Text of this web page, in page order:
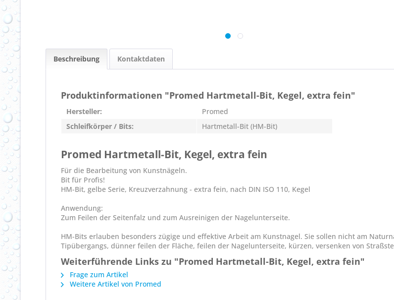
Beschreibung Kontaktdaten
Produktinformationen "Promed Hartmetall-Bit, Kegel, extra fein"
Hersteller:
Promed
Schleifkörper / Bits:
Hartmetall-Bit (HM-Bit)
Promed Hartmetall-Bit, Kegel, extra fein
Für die Bearbeitung von Kunstnägeln.
Bit für Profis!
HM-Bit, gelbe Serie, Kreuzverzahnung - extra fein, nach DIN ISO 110, Kegel
Anwendung:
Zum Feilen der Seitenfalz und zum Ausreinigen der Nagelunterseite.
HM-Bits erlauben besonders zügige und effektive Arbeit am Kunstnagel. Sie sollen nicht am
Tipübergangs, dünner feilen der Fläche, feilen der Nagelunterseite, kürzen, versenken von
Weiterführende Links zu "Promed Hartmetall-Bit, Kegel, extra fein"
Frage zum Artikel
Weitere Artikel von Promed